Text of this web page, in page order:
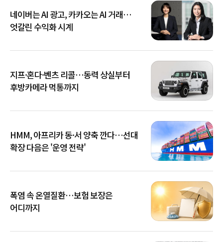
네이버는 AI 광고, 카카오는 AI 거래…
엇갈린 수익화 시계
지프·혼다·벤츠 리콜…동력 상실부터
후방카메라 먹통까지
HMM, 아프리카 동·서 양축 깐다…선대
확장 다음은 '운영 전략'
폭염 속 온열질환…보험 보장은
어디까지